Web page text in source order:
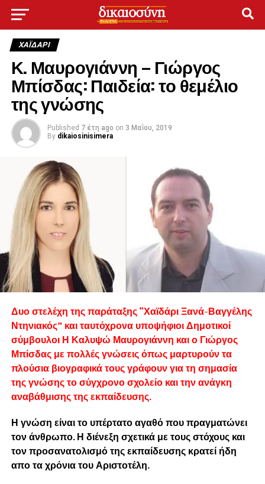
ΧΑΪΔΑΡΙ
Κ. Μαυρογιάννη – Γιώργος
Μπίσδας: Παιδεία: το θεμέλιο
της γνώσης
Published 7 έτη ago on 3 Μαΐου, 2019
By dikaiosinisimera
Δυο στελέχη της παράταξης “Χαϊδάρι Ξανά-Βαγγέλης
Ντηνιακός” και ταυτόχρονα υποψήφιοι Δημοτικοί
σύμβουλοι Η Καλυψώ Μαυρογιάννη και ο Γιώργος
Μπίσδας με πολλές γνώσεις όπως μαρτυρούν τα
πλούσια βιογραφικά τους γράφουν για τη σημασία
της γνώσης το σύγχρονο σχολείο και την ανάγκη
αναβάθμισης της εκπαίδευσης.
Η γνώση είναι το υπέρτατο αγαθό που πραγματώνει
τον άνθρωπο. Η διένεξη σχετικά με τους στόχους και
τον προσανατολισμό της εκπαίδευσης κρατεί ήδη
απο τα χρόνια του Αριστοτέλη.